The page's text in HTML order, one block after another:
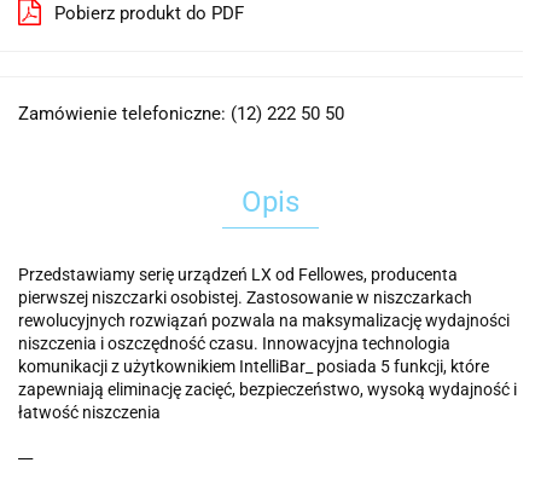
Pobierz produkt do PDF
Zamówienie telefoniczne: (12) 222 50 50
Opis
Przedstawiamy serię urządzeń LX od Fellowes, producenta
pierwszej niszczarki osobistej. Zastosowanie w niszczarkach
rewolucyjnych rozwiązań pozwala na maksymalizację wydajności
niszczenia i oszczędność czasu. Innowacyjna technologia
komunikacji z użytkownikiem IntelliBar_ posiada 5 funkcji, które
zapewniają eliminację zacięć, bezpieczeństwo, wysoką wydajność i
łatwość niszczenia